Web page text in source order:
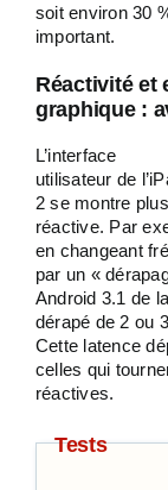
soit environ 30
important.
Réactivité et
graphique :
L’interface
utilisateur de
2 se montre plus
réactive. Par
en changeant
par un «
Android 3.1 de
dérapé de 2 ou
Cette latence
celles qui
réactives.
Tests